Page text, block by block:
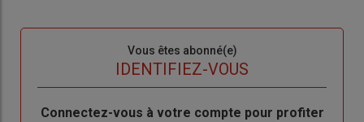
Vous êtes abonné(e)
IDENTIFIEZ-VOUS
Body
Connectez-vous à votre compte pour profiter